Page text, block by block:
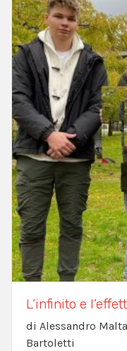
L’infinito e
di Alessandro
Bartoletti